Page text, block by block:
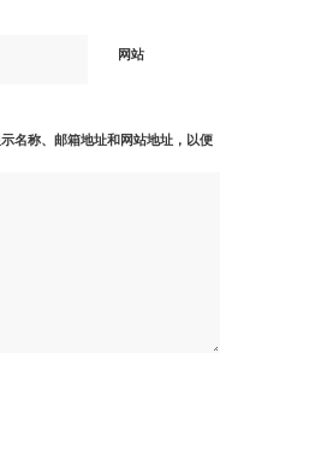
网站
名称、邮箱地址和网站地址，以便